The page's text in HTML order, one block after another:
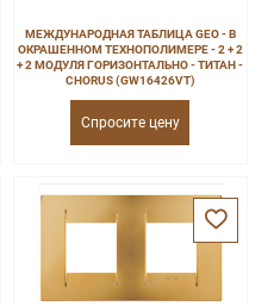
МЕЖДУНАРОДНАЯ ТАБЛИЦА GEO - В
ОКРАШЕННОМ ТЕХНОПОЛИМЕРЕ - 2 + 2
+ 2 МОДУЛЯ ГОРИЗОНТАЛЬНО - ТИТАН -
CHORUS (GW16426VT)
Спросите цену